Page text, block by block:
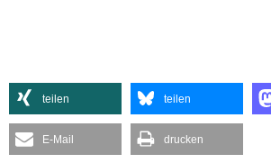
teilen teilen
E-Mail drucken